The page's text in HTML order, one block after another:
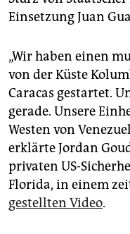
Einsetzung Juan
„Wir haben einen
von der Küste
Caracas gestartet.
gerade. Unsere
Westen von
erklärte Jordan
privaten US-
Florida, in einem
gestellten Video.